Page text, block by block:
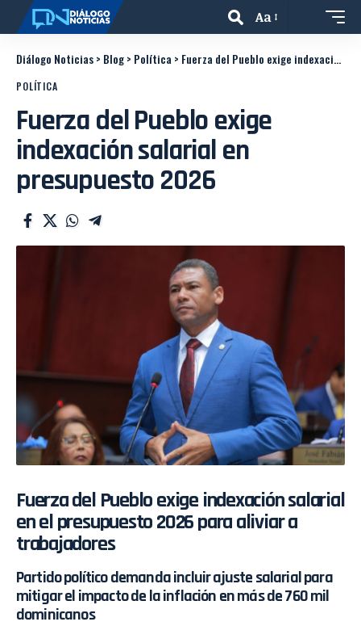
Aa
Diálogo Noticias> Blog> Política > Fuerza del Pueblo exige indexación salarial en presupuesto 2026
POLÍTICA
Fuerza del Pueblo exige
indexación salarial en
presupuesto 2026
Fuerza del Pueblo exige indexación salarial
en el presupuesto 2026 para aliviar a
trabajadores
Partido político demanda incluir ajuste salarial para
mitigar el impacto de la inflación en más de 760 mil
dominicanos